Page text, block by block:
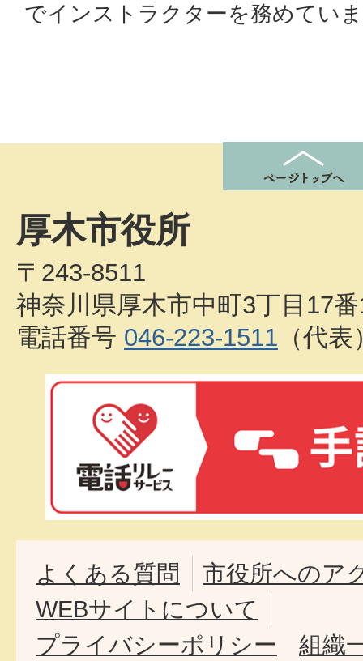
でインストラクターを務めてい
厚木市役所
〒243-8511
神奈川県厚木市中町3丁目17
電話番号 046-223-1511 （代表
よくある質問
市役所へのア
WEBサイトについて
プライバシーポリシー
組織